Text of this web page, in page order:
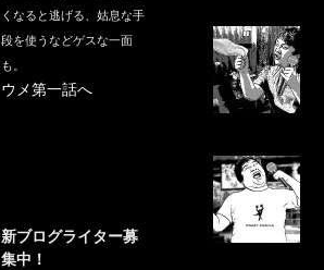
くなると逃げる、姑息な手
段を使うなどゲスな一面
も。
ウメ第一話へ
新ブログライター募
集中！